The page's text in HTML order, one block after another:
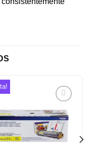
Añadir
a la
lista de
deseos